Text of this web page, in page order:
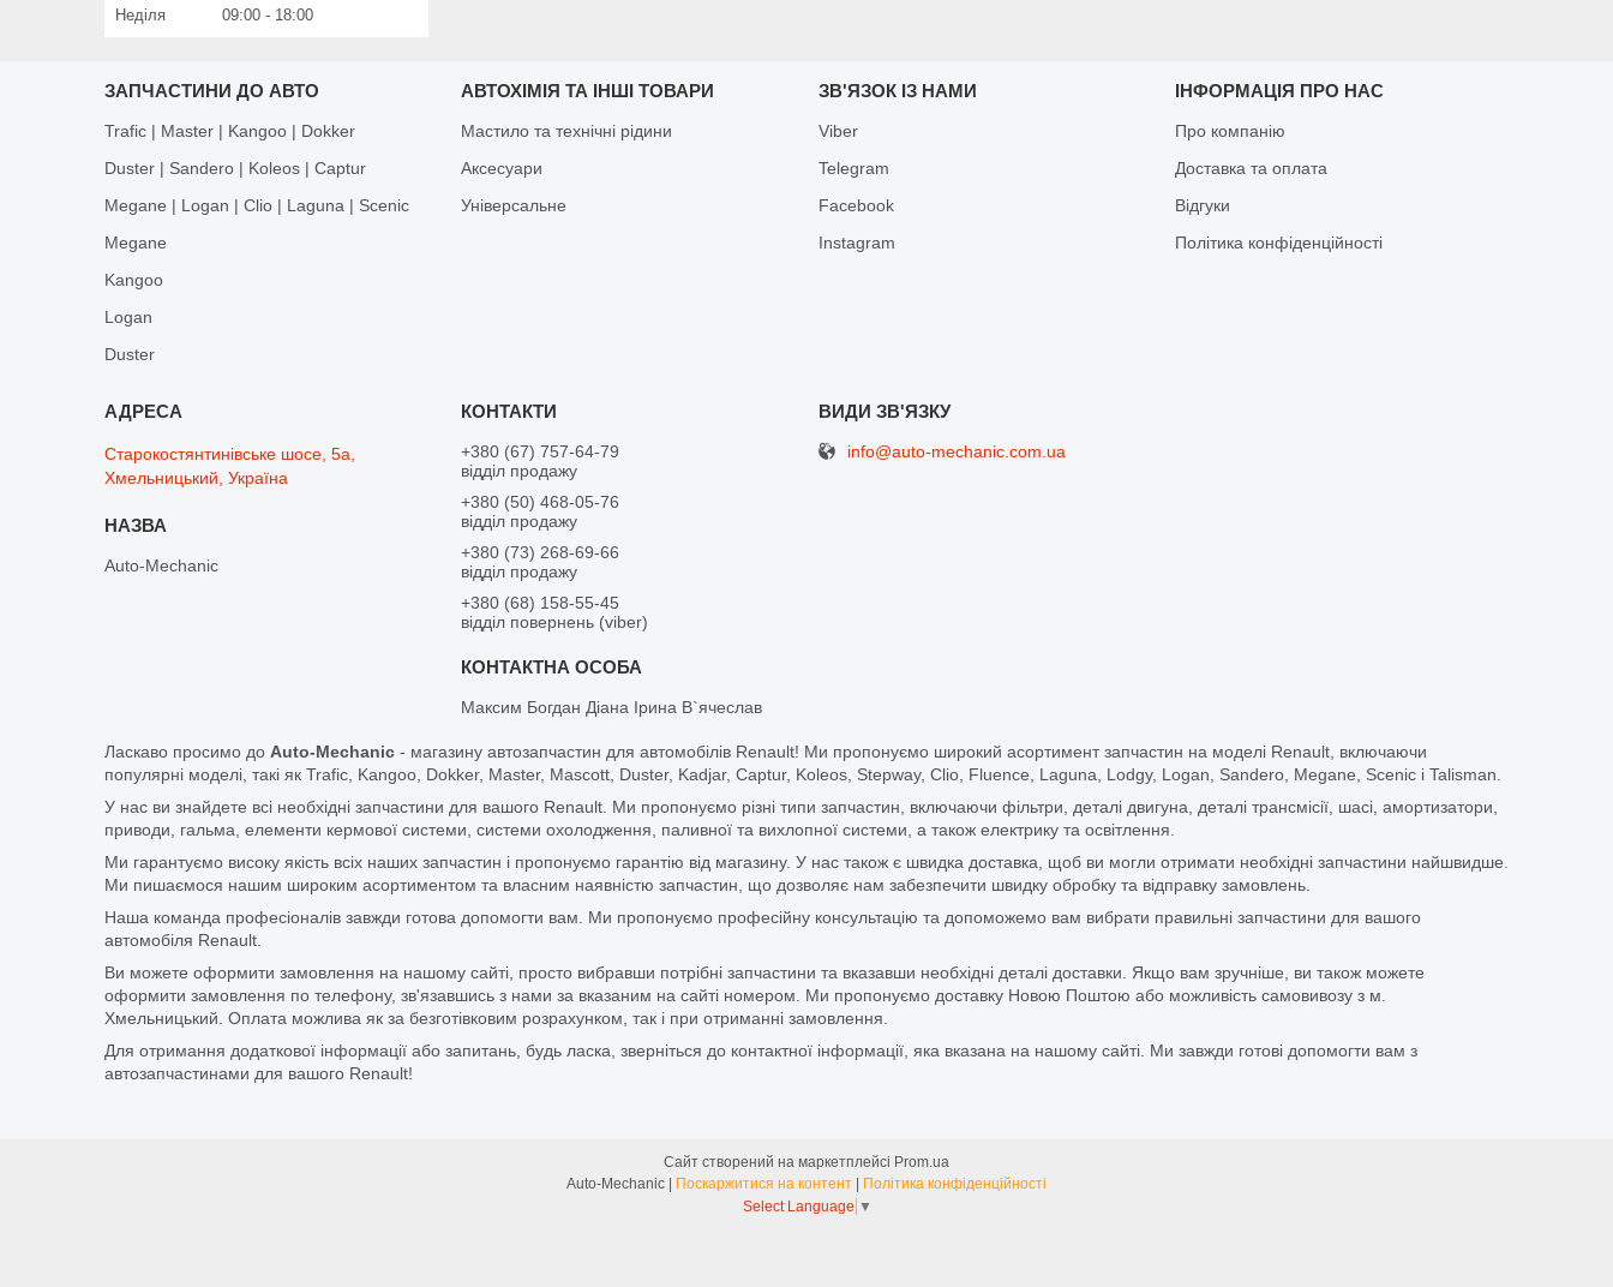
Неділя
09:00 18:00
ЗАПЧАСТИНИ ДО АВТО
Trafic | Master | Kangoo | Dokker
Duster | Sandero | Koleos | Captur
Megane | Logan | Clio | Laguna | Scenic
Megane
Kangoo
Logan
Duster
АВТОХІМІЯ ТА ІНШІ ТОВАРИ
Мастило та технічні рідини
Аксесуари
Універсальне
ЗВ'ЯЗОК ІЗ НАМИ
Viber
Telegram
Facebook
Іnstagram
ІНФОРМАЦІЯ ПРО НАС
Про компанію
Доставка та оплата
Відгуки
Політика конфіденційності
Старокостянтинівське шосе, 5а,
Хмельницький, Україна
Auto-Mechanic
+380 (67) 757-64-79
відділ продажу
+380 (50) 468-05-76
відділ продажу
+380 (73) 268-69-66
відділ продажу
+380 (68) 158-55-45
відділ повернень (viber)
Максим Богдан Діана Ірина В`ячеслав
info@auto-mechanic.com.ua
Ласкаво просимо до Auto-Mechanic - магазину автозапчастин для автомобілів Renault! Ми пропонуємо широкий асортимент запчастин на моделі Renault, включаючи
популярні моделі, такі як Trafic, Kangoo, Dokker, Master, Mascott, Duster, Kadjar, Captur, Koleos, Stepway, Clio, Fluence, Laguna, Lodgy, Logan, Sandero, Megane, Scenic і Talisman.
У нас ви знайдете всі необхідні запчастини для вашого Renault. Ми пропонуємо різні типи запчастин, включаючи фільтри, деталі двигуна, деталі трансмісії, шасі, амортизатори,
приводи, гальма, елементи кермової системи, системи охолодження, паливної та вихлопної системи, а також електрику та освітлення.
Ми гарантуємо високу якість всіх наших запчастин і пропонуємо гарантію від магазину. У нас також є швидка доставка, щоб ви могли отримати необхідні запчастини найшвидше.
Ми пишаємося нашим широким асортиментом та власним наявністю запчастин, що дозволяє нам забезпечити швидку обробку та відправку замовлень.
Наша команда професіоналів завжди готова допомогти вам. Ми пропонуємо професійну консультацію та допоможемо вам вибрати правильні запчастини для вашого
автомобіля Renault.
Ви можете оформити замовлення на нашому сайті, просто вибравши потрібні запчастини та вказавши необхідні деталі доставки. Якщо вам зручніше, ви також можете
оформити замовлення по телефону, зв'язавшись з нами за вказаним на сайті номером. Ми пропонуємо доставку Новою Поштою або можливість самовивозу з м.
Хмельницький. Оплата можлива як за безготівковим розрахунком, так і при отриманні замовлення.
Для отримання додаткової інформації або запитань, будь ласка, зверніться до контактної інформації, яка вказана на нашому сайті. Ми завжди готові допомогти вам з
автозапчастинами для вашого Renault!
Сайт створений на маркетплейсі Prom.ua
Поскаржитися на контент
Політика конфіденційності
Select Language ▼